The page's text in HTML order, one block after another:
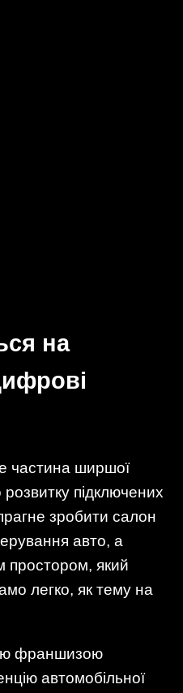
на
частина ширшої
підключених
зробити салон
авто, а
простором, який
легко, як тему на
франшизою
автомобільної